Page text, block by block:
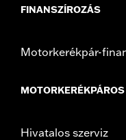
FINANSZÍROZÁS
Motorkerékpár-
Hivatalos szerviz